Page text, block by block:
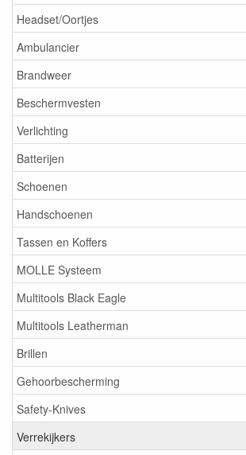
Headset/Oortjes
Ambulancier
Brandweer
Beschermvesten
Verlichting
Batterijen
Schoenen
Handschoenen
Tassen en Koffers
MOLLE Systeem
Multitools Black Eagle
Multitools Leatherman
Brillen
Gehoorbescherming
Safety-Knives
Verrekijkers